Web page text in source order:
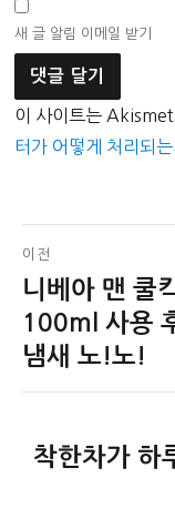
새 글 알림 이메일 받기
이 사이트는
터가 어떻게 처리되는
글
탐
색
이전
이
전
글:
니베아 맨 쿨
100ml 사용
냄새 노!노!
다착한차가 하